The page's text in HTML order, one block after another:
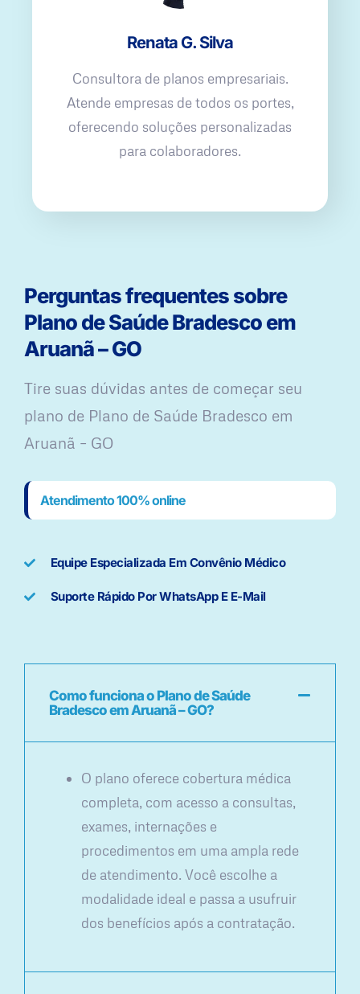
Renata G. Silva
Consultora de planos empresariais.
Atende empresas de todos os portes,
oferecendo soluções personalizadas
para colaboradores.
Perguntas frequentes sobre
Plano de Saúde Bradesco em
Aruanã – GO
Tire suas dúvidas antes de começar seu
plano ​de Plano de Saúde Bradesco em
Aruanã – GO
Atendimento 100% online
Equipe Especializada Em Convênio Médico
Suporte Rápido Por WhatsApp E E-Mail
Como funciona o Plano de Saúde
Bradesco em Aruanã – GO?
O plano oferece cobertura médica
completa, com acesso a consultas,
exames, internações e
procedimentos em uma ampla rede
de atendimento. Você escolhe a
modalidade ideal e passa a usufruir
dos benefícios após a contratação.